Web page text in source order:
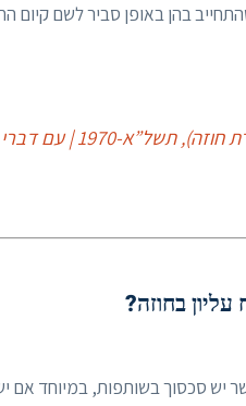
בהן באופן סביר לשם
1970 | עם דברי הסבר
בחוזה?
יש סכסוך בשותפות, במיוחד אם